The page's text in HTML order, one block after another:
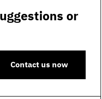
or
Contact us now